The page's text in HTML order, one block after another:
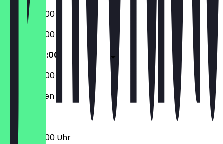
06:00 - 20:00
06:00 - 20:00
06:00 - 20:00
06:00 - 20:00
Geschlossen
06:00 - 20:00 Uhr